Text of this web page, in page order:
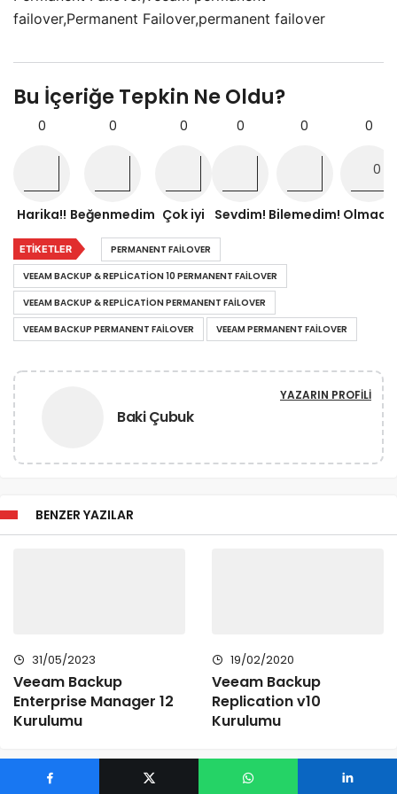
failover,Permanent Failover,permanent failover
Bu İçeriğe Tepkin Ne Oldu?
0
Harika!!
0
Beğenmedim
0
Çok iyi
0
Sevdim!
0
Bilemedim!
0
Olmadı!
ETIKETLER
PERMANENT FAILOVER
VEEAM BACKUP & REPLICATION 10 PERMANENT FAILOVER
VEEAM BACKUP & REPLICATION PERMANENT FAILOVER
VEEAM BACKUP PERMANENT FAILOVER
VEEAM PERMANENT FAILOVER
Baki Çubuk
YAZARIN PROFILI
BENZER YAZILAR
31/05/2023
Veeam Backup
Enterprise Manager 12
Kurulumu
19/02/2020
Veeam Backup
Replication v10
Kurulumu